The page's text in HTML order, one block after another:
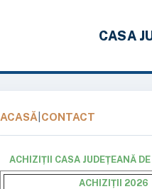
CASA
ACASĂ CONTACT
ACHIZIȚII CASA JUDEȚEANĂ
ACHIZIȚII 2026